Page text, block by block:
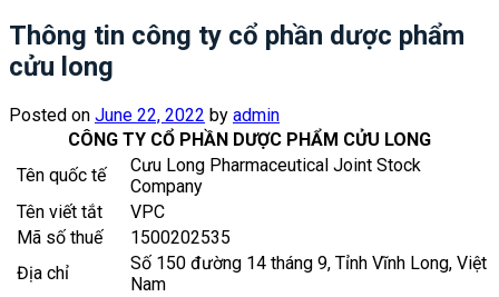
Thông tin công ty cổ phần dược phẩm
cửu long
Posted on June 22, 2022 by admin
CÔNG TY CỔ PHẦN DƯỢC PHẨM CỬU LONG
Tên quốc tế
Cưu Long Pharmaceutical Joint Stock
Company
Tên viết tắt
VPC
Mã số thuế
1500202535
Địa chỉ
Số 150 đường 14 tháng 9, Tỉnh Vĩnh Long, Việt
Nam